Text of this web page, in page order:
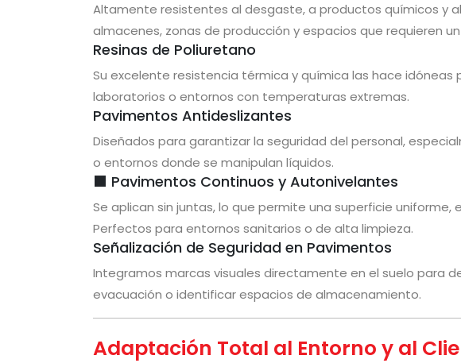
Altamente resistentes al desgaste, a productos químicos y
almacenes, zonas de producción y espacios que requieren
Resinas de Poliuretano
Su excelente resistencia térmica y química las hace idóneas
laboratorios o entornos con temperaturas extremas.
Pavimentos Antideslizantes
Diseñados para garantizar la seguridad del personal,
o entornos donde se manipulan líquidos.
⬛ Pavimentos Continuos y Autonivelantes
Se aplican sin juntas, lo que permite una superficie uniforme,
Perfectos para entornos sanitarios o de alta limpieza.
Señalización de Seguridad en Pavimentos
Integramos marcas visuales directamente en el suelo para
evacuación o identificar espacios de almacenamiento.
Adaptación Total al Entorno y al